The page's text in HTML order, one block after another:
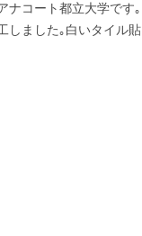
ナコート都立大学です｡
しました｡白いタイル貼